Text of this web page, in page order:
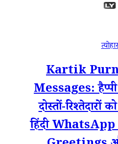
त्योहार
Kartik
Messages: हैप्पी
दोस्तों-रिश्तेदारों
हिंदी